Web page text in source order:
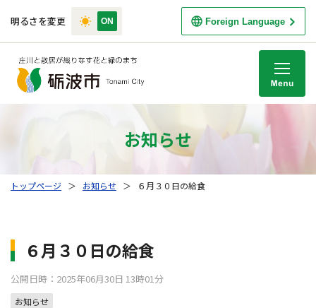
明るさを変更 Foreign Language
お知らせ
トップページ ＞ お知らせ ＞ ６月３０日の給食
６月３０日の給食
公開日時：2025年06月30日 13時01分
お知らせ